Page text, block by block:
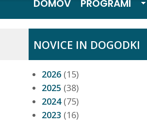
DOMOV PROGRAMI
NOVICE IN DOGODKI
2026 (15)
2025 (38)
2024(75)
2023 (16)